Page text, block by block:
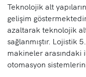
Teknolojik alt
gelişim
azaltarak teknolojik
sağlanmıştır. Lojistik
makineler arasındaki
otomasyon